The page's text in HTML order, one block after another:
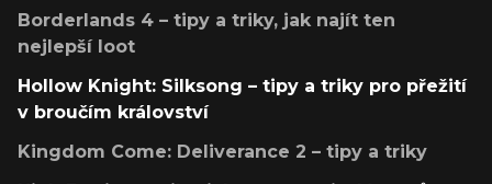
Borderlands 4 – tipy a triky, jak najít ten
nejlepší loot
Hollow Knight: Silksong – tipy a triky pro přežití
v broučím království
Kingdom Come: Deliverance 2 – tipy a triky